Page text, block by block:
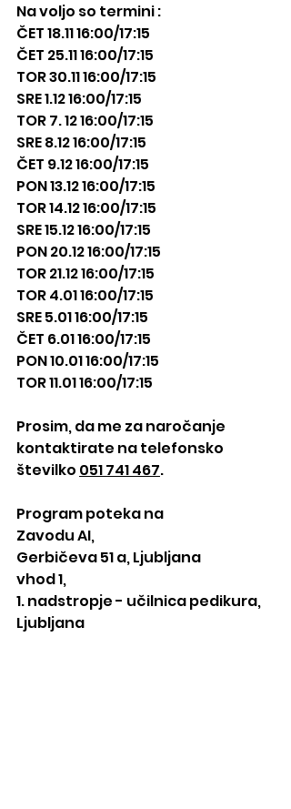
Na voljo so termini :
ČET 18.11 16:00/17:15
ČET 25.11 16:00/17:15
TOR 30.11 16:00/17:15
SRE 1.12 16:00/17:15
TOR 7. 12 16:00/17:15
SRE 8.12 16:00/17:15
ČET 9.12 16:00/17:15
PON 13.12 16:00/17:15
TOR 14.12 16:00/17:15
SRE 15.12 16:00/17:15
PON 20.12 16:00/17:15
TOR 21.12 16:00/17:15
TOR 4.01 16:00/17:15
SRE 5.01 16:00/17:15
ČET 6.01 16:00/17:15
PON 10.01 16:00/17:15
TOR 11.01 16:00/17:15
Prosim, da me za naročanje
kontaktirate na telefonsko
številko 051 741 467.
Program poteka na
Zavodu AI,
Gerbičeva 51 a, Ljubljana
vhod 1,
1. nadstropje - učilnica pedikura,
Ljubljana